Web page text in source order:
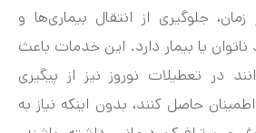
جلوگیری از انتقال بیماری‌ها و
ناتوان یا بیمار دارد. این خدمات باعث
در تعطیلات نوروز نیز از پیگیری
حاصل کنند، بدون اینکه نیاز به